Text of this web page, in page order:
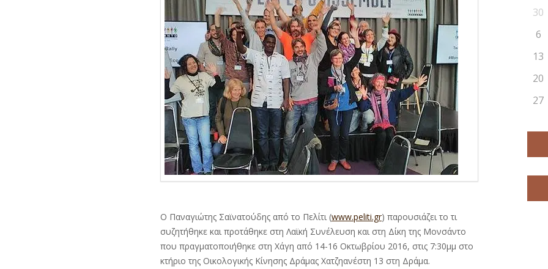
Ο Παναγιώτης Σαϊνατούδης από το Πελίτι (www.peliti.gr) παρουσιάζει το τι
συζητήθηκε και προτάθηκε στη Λαϊκή Συνέλευση και στη Δίκη της Μονσάντο
που πραγματοποιήθηκε στη Χάγη από 14-16 Οκτωβρίου 2016, στις 7:30μμ στο
κτήριο της Οικολογικής Κίνησης Δράμας Χατζηανέστη 13 στη Δράμα.
30
6
13
20
27